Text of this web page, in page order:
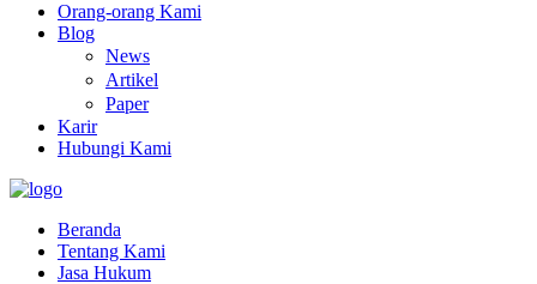
Orang-orang Kami
Blog
News
Artikel
Paper
Karir
Hubungi Kami
Beranda
Tentang Kami
Jasa Hukum